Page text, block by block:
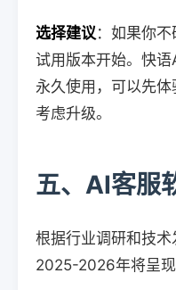
选择建议：如果你
试用版本开始。快语
永久使用，可以先
考虑升级。
五、AI客服
根据行业调研和技
2025-2026年将呈现